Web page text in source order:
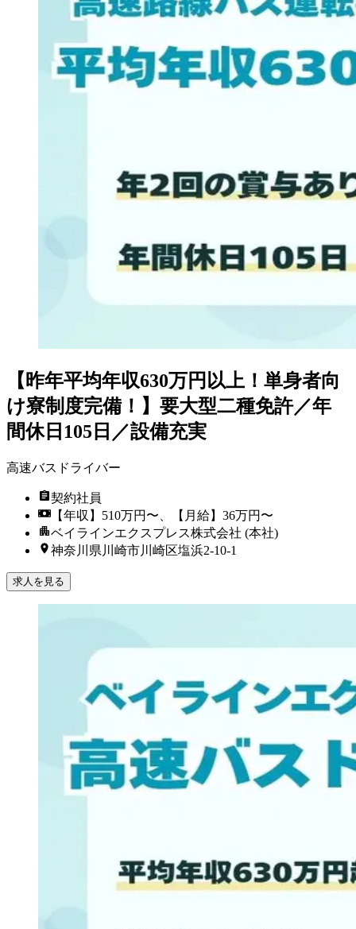
【昨年平均年収630万円以上！単身者向
け寮制度完備！】要大型二種免許／年
間休日105日／設備充実
高速バスドライバー
契約社員
【年収】510万円〜、【月給】36万円〜
ベイラインエクスプレス株式会社 (本社)
神奈川県川崎市川崎区塩浜2-10-1
求人を見る